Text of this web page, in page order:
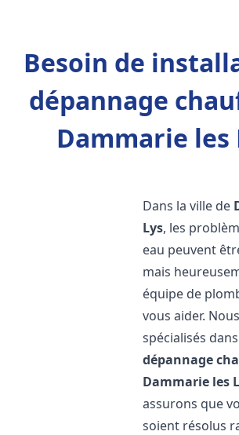
Besoin de
dépannage
Dammarie les
Dans la ville de
Lys, les
eau peuvent
mais
équipe de
vous aider.
spécialisés
dépannage
Dammarie les
assurons que
soient résolus